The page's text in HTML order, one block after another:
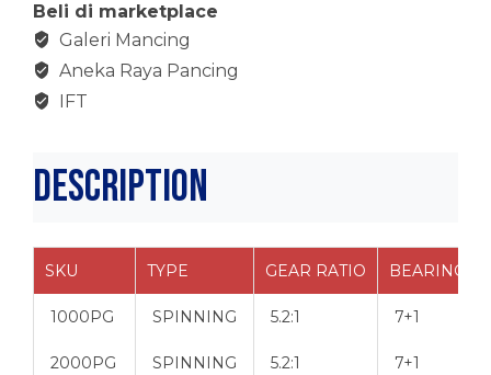
Beli di marketplace
Galeri Mancing
Aneka Raya Pancing
IFT
Description
SKU TYPE GEAR RATIO BEARINGS
1000PG SPINNING 5.2:1 7+1
2000PG SPINNING 5.2:1 7+1